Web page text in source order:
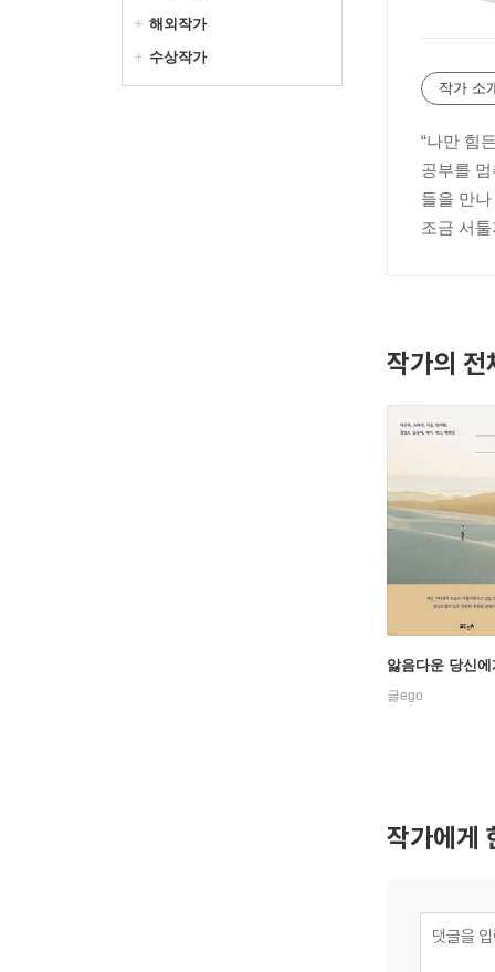
해외작가
수상작가
작가 소
“나만 힘
공부를
들을 만
조금 서
작가의 전
앓음다운 당신에
글ego
작가에게